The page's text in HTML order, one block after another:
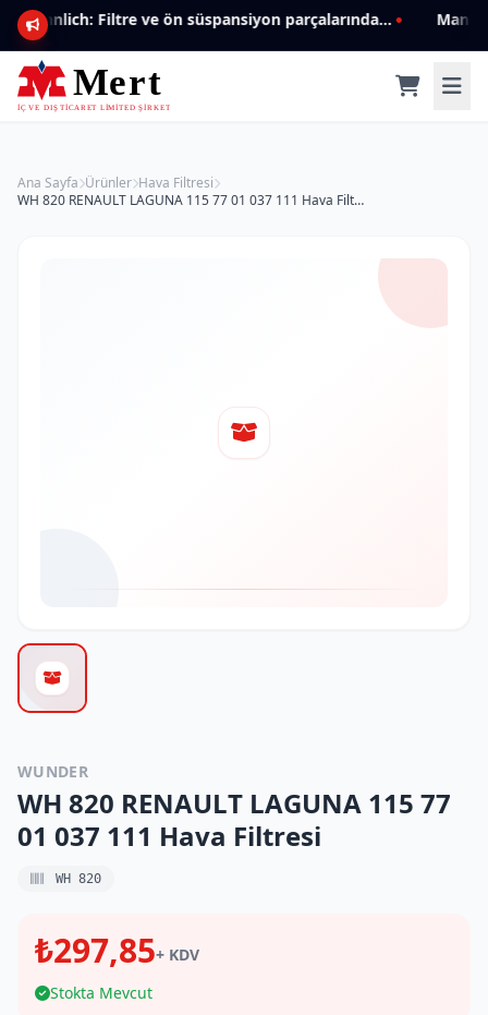
Mannlich: Filtre ve ön süspansiyon parçalarında genişleyen ürün yelpazesiyle kalite ve güven.
Ana Sayfa Ürünler Hava Filtresi
WH 820 RENAULT LAGUNA 115 77 01 037 111 Hava Filtresi
WUNDER
WH 820 RENAULT LAGUNA 115 77
01 037 111 Hava Filtresi
WH 820
₺297,85+ KDV
Stokta Mevcut